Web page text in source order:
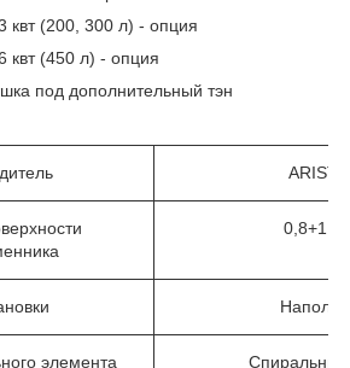
квт (200, 300 л) - опция
квт (450 л) - опция
под дополнительный тэн
0,8+1,3
элемента